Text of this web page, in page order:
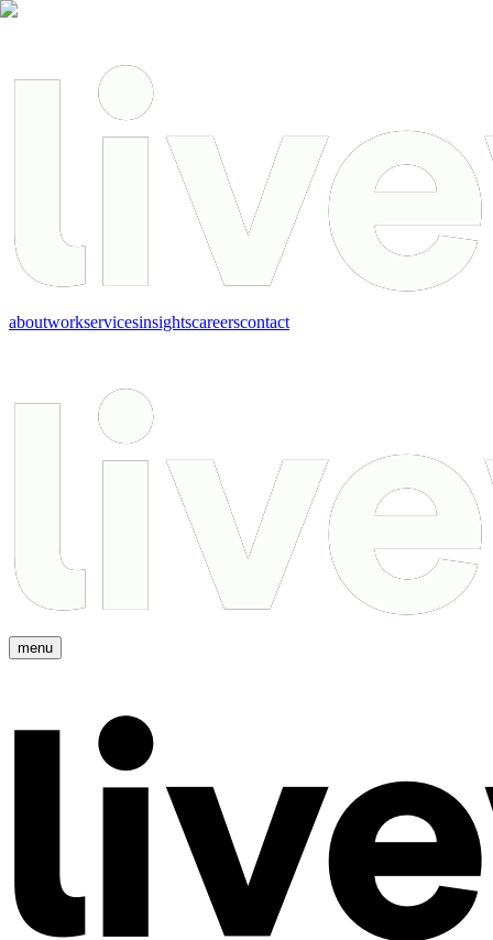
aboutworkservicesinsightscareerscontact
menu